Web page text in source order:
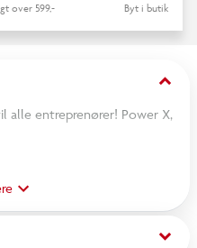
over 599,- Byt i butik
keyboard_arrow_down
alle entreprenører! Power X,
gravemaskinen på den
keyboard_arrow_down